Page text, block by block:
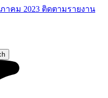
าคม 2023 ติดตามรายงาน